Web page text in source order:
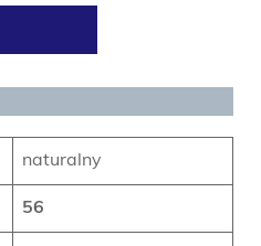
naturalny
56